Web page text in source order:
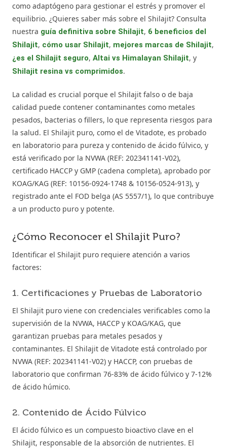
como adaptógeno para gestionar el estrés y promover el
equilibrio. ¿Quieres saber más sobre el Shilajit? Consulta
nuestra guía definitiva sobre Shilajit, 6 beneficios del
Shilajit, cómo usar Shilajit, mejores marcas de Shilajit,
¿es el Shilajit seguro, Altai vs Himalayan Shilajit, y
Shilajit resina vs comprimidos.
La calidad es crucial porque el Shilajit falso o de baja
calidad puede contener contaminantes como metales
pesados, bacterias o fillers, lo que representa riesgos para
la salud. El Shilajit puro, como el de Vitadote, es probado
en laboratorio para pureza y contenido de ácido fúlvico, y
está verificado por la NVWA (REF: 202341141-V02),
certificado HACCP y GMP (cadena completa), aprobado por
KOAG/KAG (REF: 10156-0924-1748 & 10156-0524-913), y
registrado ante el FOD belga (AS 5557/1), lo que contribuye
a un producto puro y potente.
¿Cómo Reconocer el Shilajit Puro?
Identificar el Shilajit puro requiere atención a varios
factores:
1. Certificaciones y Pruebas de Laboratorio
El Shilajit puro viene con credenciales verificables como la
supervisión de la NVWA, HACCP y KOAG/KAG, que
garantizan pruebas para metales pesados y
contaminantes. El Shilajit de Vitadote está controlado por
NVWA (REF: 202341141-V02) y HACCP, con pruebas de
laboratorio que confirman 76-83% de ácido fúlvico y 7-12%
de ácido húmico.
2. Contenido de Ácido Fúlvico
El ácido fúlvico es un compuesto bioactivo clave en el
Shilajit, responsable de la absorción de nutrientes. El